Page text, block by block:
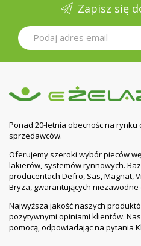
Podłoże przeznaczone do
wysezonowane, trwałe,
zatłuszczeń i rdzy.
rodzaju podłoża powinny
Powłoki farb klejowych,
usunąć. Dobrej jakości
wodą z dodatkiem mydła
masą szpachlową ACRYL-
gruntującą. Plamy z
zamalować farbą Śnieżka
zagruntować odpowiednim
PUTZ®. Tapety z włókna
bezpośrednio farbą lub
Zapisz się
Ponad 20-letnia obecnośc na
sprzedawców.
Oferujemy szeroki wybór pieców
lakierów, systemów rynnowych.
producentach Defro, Sas, Magnat,
Bryza, gwarantujących niezawodne
Najwyższa jakość naszych
pozytywnymi opiniami klientów.
pomocą, odpowiadając na pytania